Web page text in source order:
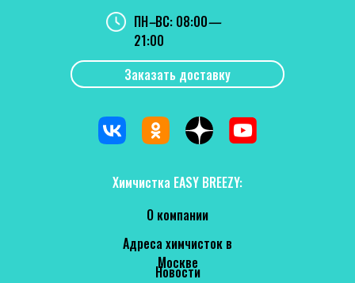
Химчистка EASY BREEZY:
Заказать доставку
О компании
Адреса химчисток в
Москве
Новости
ПН–ВС: 08:00—
21:00